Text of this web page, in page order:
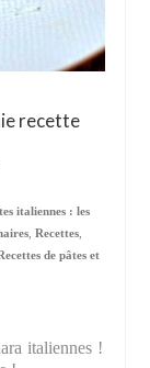
recette
italiennes : les
, Recettes,
de pâtes et
italiennes !